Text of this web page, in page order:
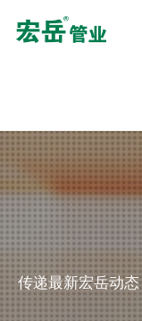
传递最新宏岳动